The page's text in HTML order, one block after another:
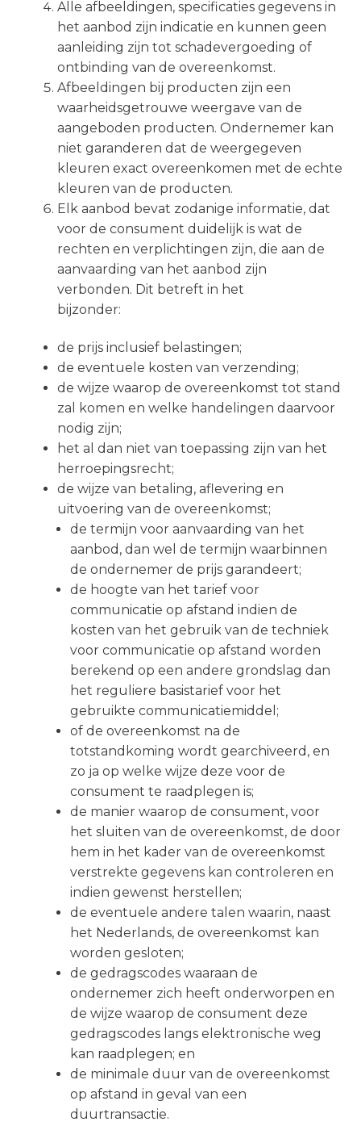
Alle afbeeldingen, specificaties gegevens in
het aanbod zijn indicatie en kunnen geen
aanleiding zijn tot schadevergoeding of
ontbinding van de overeenkomst.
Afbeeldingen bij producten zijn een
waarheidsgetrouwe weergave van de
aangeboden producten. Ondernemer kan
niet garanderen dat de weergegeven
kleuren exact overeenkomen met de echte
kleuren van de producten.
Elk aanbod bevat zodanige informatie, dat
voor de consument duidelijk is wat de
rechten en verplichtingen zijn, die aan de
aanvaarding van het aanbod zijn
verbonden. Dit betreft in het
bijzonder:
de prijs inclusief belastingen;
de eventuele kosten van verzending;
de wijze waarop de overeenkomst tot stand
zal komen en welke handelingen daarvoor
nodig zijn;
het al dan niet van toepassing zijn van het
herroepingsrecht;
de wijze van betaling, aflevering en
uitvoering van de overeenkomst;
de termijn voor aanvaarding van het
aanbod, dan wel de termijn waarbinnen
de ondernemer de prijs garandeert;
de hoogte van het tarief voor
communicatie op afstand indien de
kosten van het gebruik van de techniek
voor communicatie op afstand worden
berekend op een andere grondslag dan
het reguliere basistarief voor het
gebruikte communicatiemiddel;
of de overeenkomst na de
totstandkoming wordt gearchiveerd, en
zo ja op welke wijze deze voor de
consument te raadplegen is;
de manier waarop de consument, voor
het sluiten van de overeenkomst, de door
hem in het kader van de overeenkomst
verstrekte gegevens kan controleren en
indien gewenst herstellen;
de eventuele andere talen waarin, naast
het Nederlands, de overeenkomst kan
worden gesloten;
de gedragscodes waaraan de
ondernemer zich heeft onderworpen en
de wijze waarop de consument deze
gedragscodes langs elektronische weg
kan raadplegen; en
de minimale duur van de overeenkomst
op afstand in geval van een
duurtransactie.